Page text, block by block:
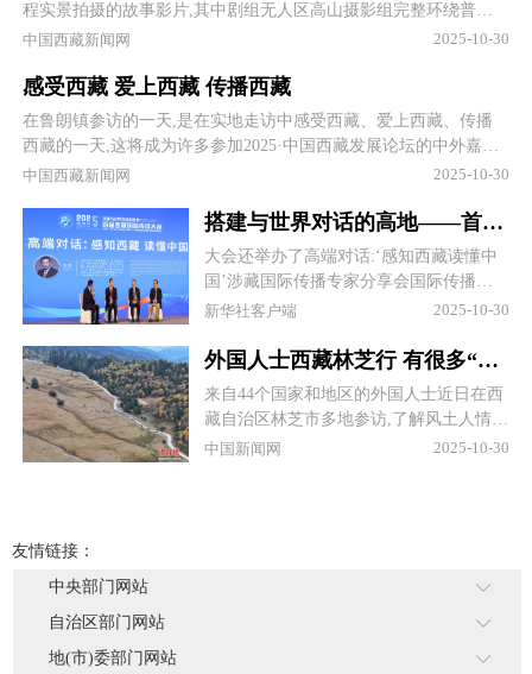
程实景拍摄的故事影片,其中剧组无人区高山摄影组完整环绕普若
岗日冰原,首次拍摄到普若岗日最大、最壮观的冰舌。
中国西藏新闻网 2025-10-30
感受西藏 爱上西藏 传播西藏
在鲁朗镇参访的一天,是在实地走访中感受西藏、爱上西藏、传播
西藏的一天,这将成为许多参加2025·中国西藏发展论坛的中外嘉宾
们共同的回忆。
中国西藏新闻网 2025-10-30
搭建与世界对话的高地——首届西藏国际传播大会在西藏林芝举办
大会还举办了高端对话:‘感知西藏读懂中
国’涉藏国际传播专家分享会国际传播圆
桌会谈等多个活动。
新华社客户端 2025-10-30
外国人士西藏林芝行 有很多“没想到”
来自44个国家和地区的外国人士近日在西
藏自治区林芝市多地参访,了解风土人情,
体验民俗文化,感受自然风光。
中国新闻网 2025-10-30
友情链接：
中央部门网站
自治区部门网站
地(市)委部门网站